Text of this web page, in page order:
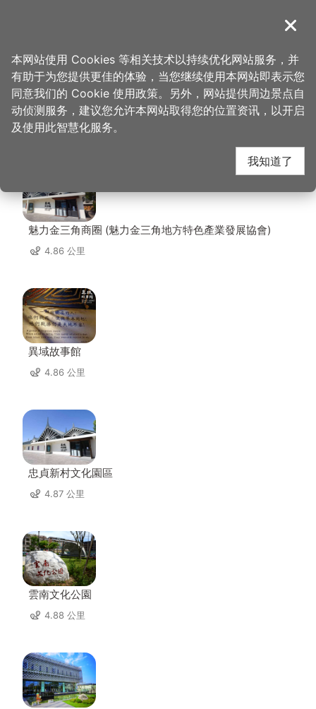
導覽
首页 > 想去的地方 > 美食、购物 > 酒厂复古小馆
酒厂复古小馆 周边景点
魅力金三角商圈 (魅力金三角地方特色產業發展協會)
4.86 公里
異域故事館
4.86 公里
忠貞新村文化園區
4.87 公里
雲南文化公園
4.88 公里
关闭
本网站使用 Cookies 等相关技术以持续优化网站服务，并
有助于为您提供更佳的体验，当您继续使用本网站即表示您
同意我们的 Cookie 使用政策。另外，网站提供周边景点自
动侦测服务，建议您允许本网站取得您的位置资讯，以开启
及使用此智慧化服务。
我知道了